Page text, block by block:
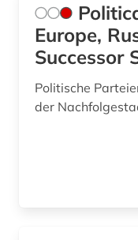
Europe,
Successor
Politische
der